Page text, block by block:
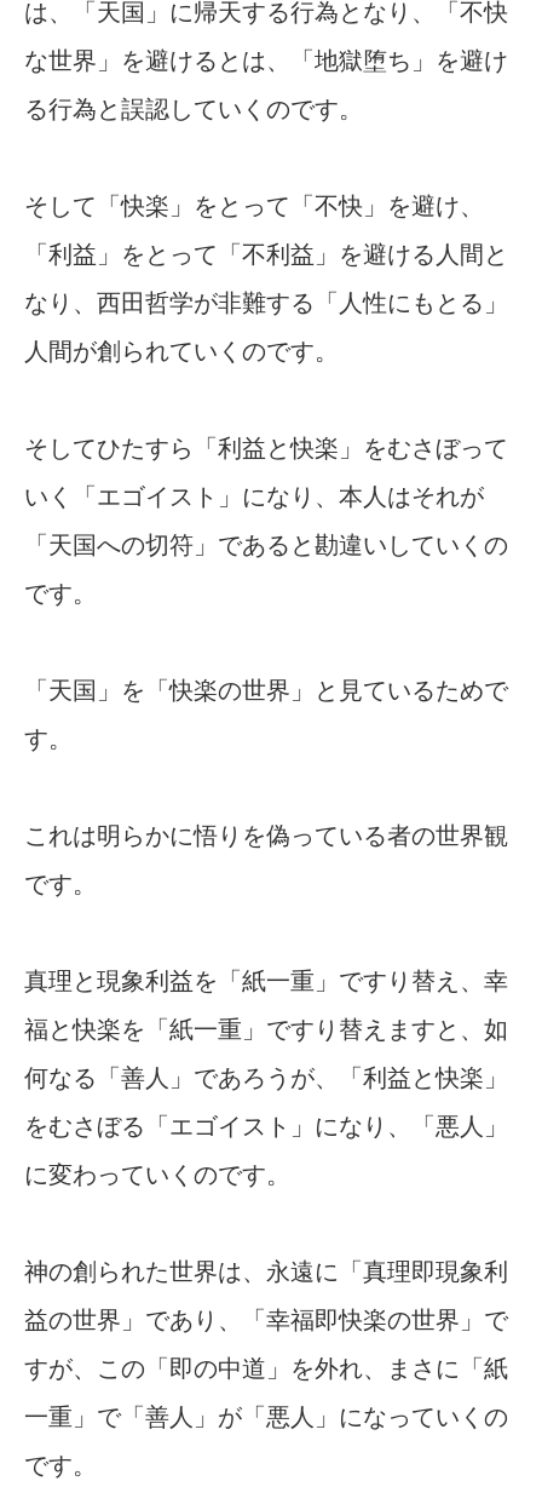
は、「天国」に帰天する行為となり、「不快
な世界」を避けるとは、「地獄堕ち」を避け
る行為と誤認していくのです。
そして「快楽」をとって「不快」を避け、
「利益」をとって「不利益」を避ける人間と
なり、西田哲学が非難する「人性にもとる」
人間が創られていくのです。
そしてひたすら「利益と快楽」をむさぼって
いく「エゴイスト」になり、本人はそれが
「天国への切符」であると勘違いしていくの
です。
「天国」を「快楽の世界」と見ているためで
す。
これは明らかに悟りを偽っている者の世界観
です。
真理と現象利益を「紙一重」ですり替え、幸
福と快楽を「紙一重」ですり替えますと、如
何なる「善人」であろうが、「利益と快楽」
をむさぼる「エゴイスト」になり、「悪人」
に変わっていくのです。
神の創られた世界は、永遠に「真理即現象利
益の世界」であり、「幸福即快楽の世界」で
すが、この「即の中道」を外れ、まさに「紙
一重」で「善人」が「悪人」になっていくの
です。